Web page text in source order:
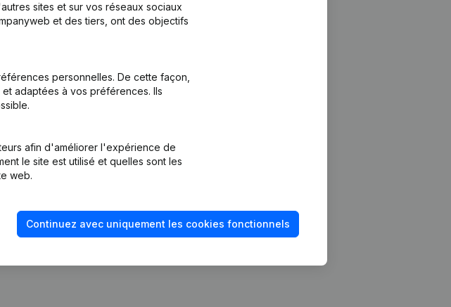
sites et sur vos réseaux sociaux
et des tiers, ont des objectifs
personnelles. De cette façon,
adaptées à vos préférences. Ils
afin d'améliorer l'expérience de
le site est utilisé et quelles sont les
web.
Continuez avec uniquement les cookies fonctionnels
fraude
Consulter des comptes annuels
Vérification de la solvabilité